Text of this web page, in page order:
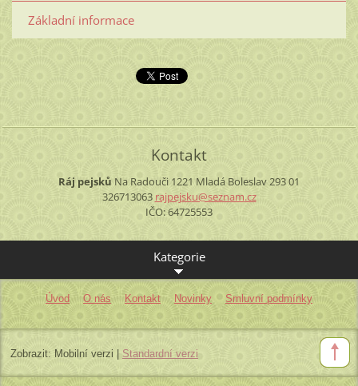
Základní informace
Kontakt
Ráj pejsků Na Radouči 1221 Mladá Boleslav293 01
326713063 rajpejsku@seznam.cz
IČO: 64725553
Kategorie
Úvod O nás Kontakt Novinky Smluvní podmínky
Zobrazit: Mobilní verzi Standardní verzi